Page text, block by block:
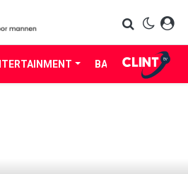
BABES LIFE